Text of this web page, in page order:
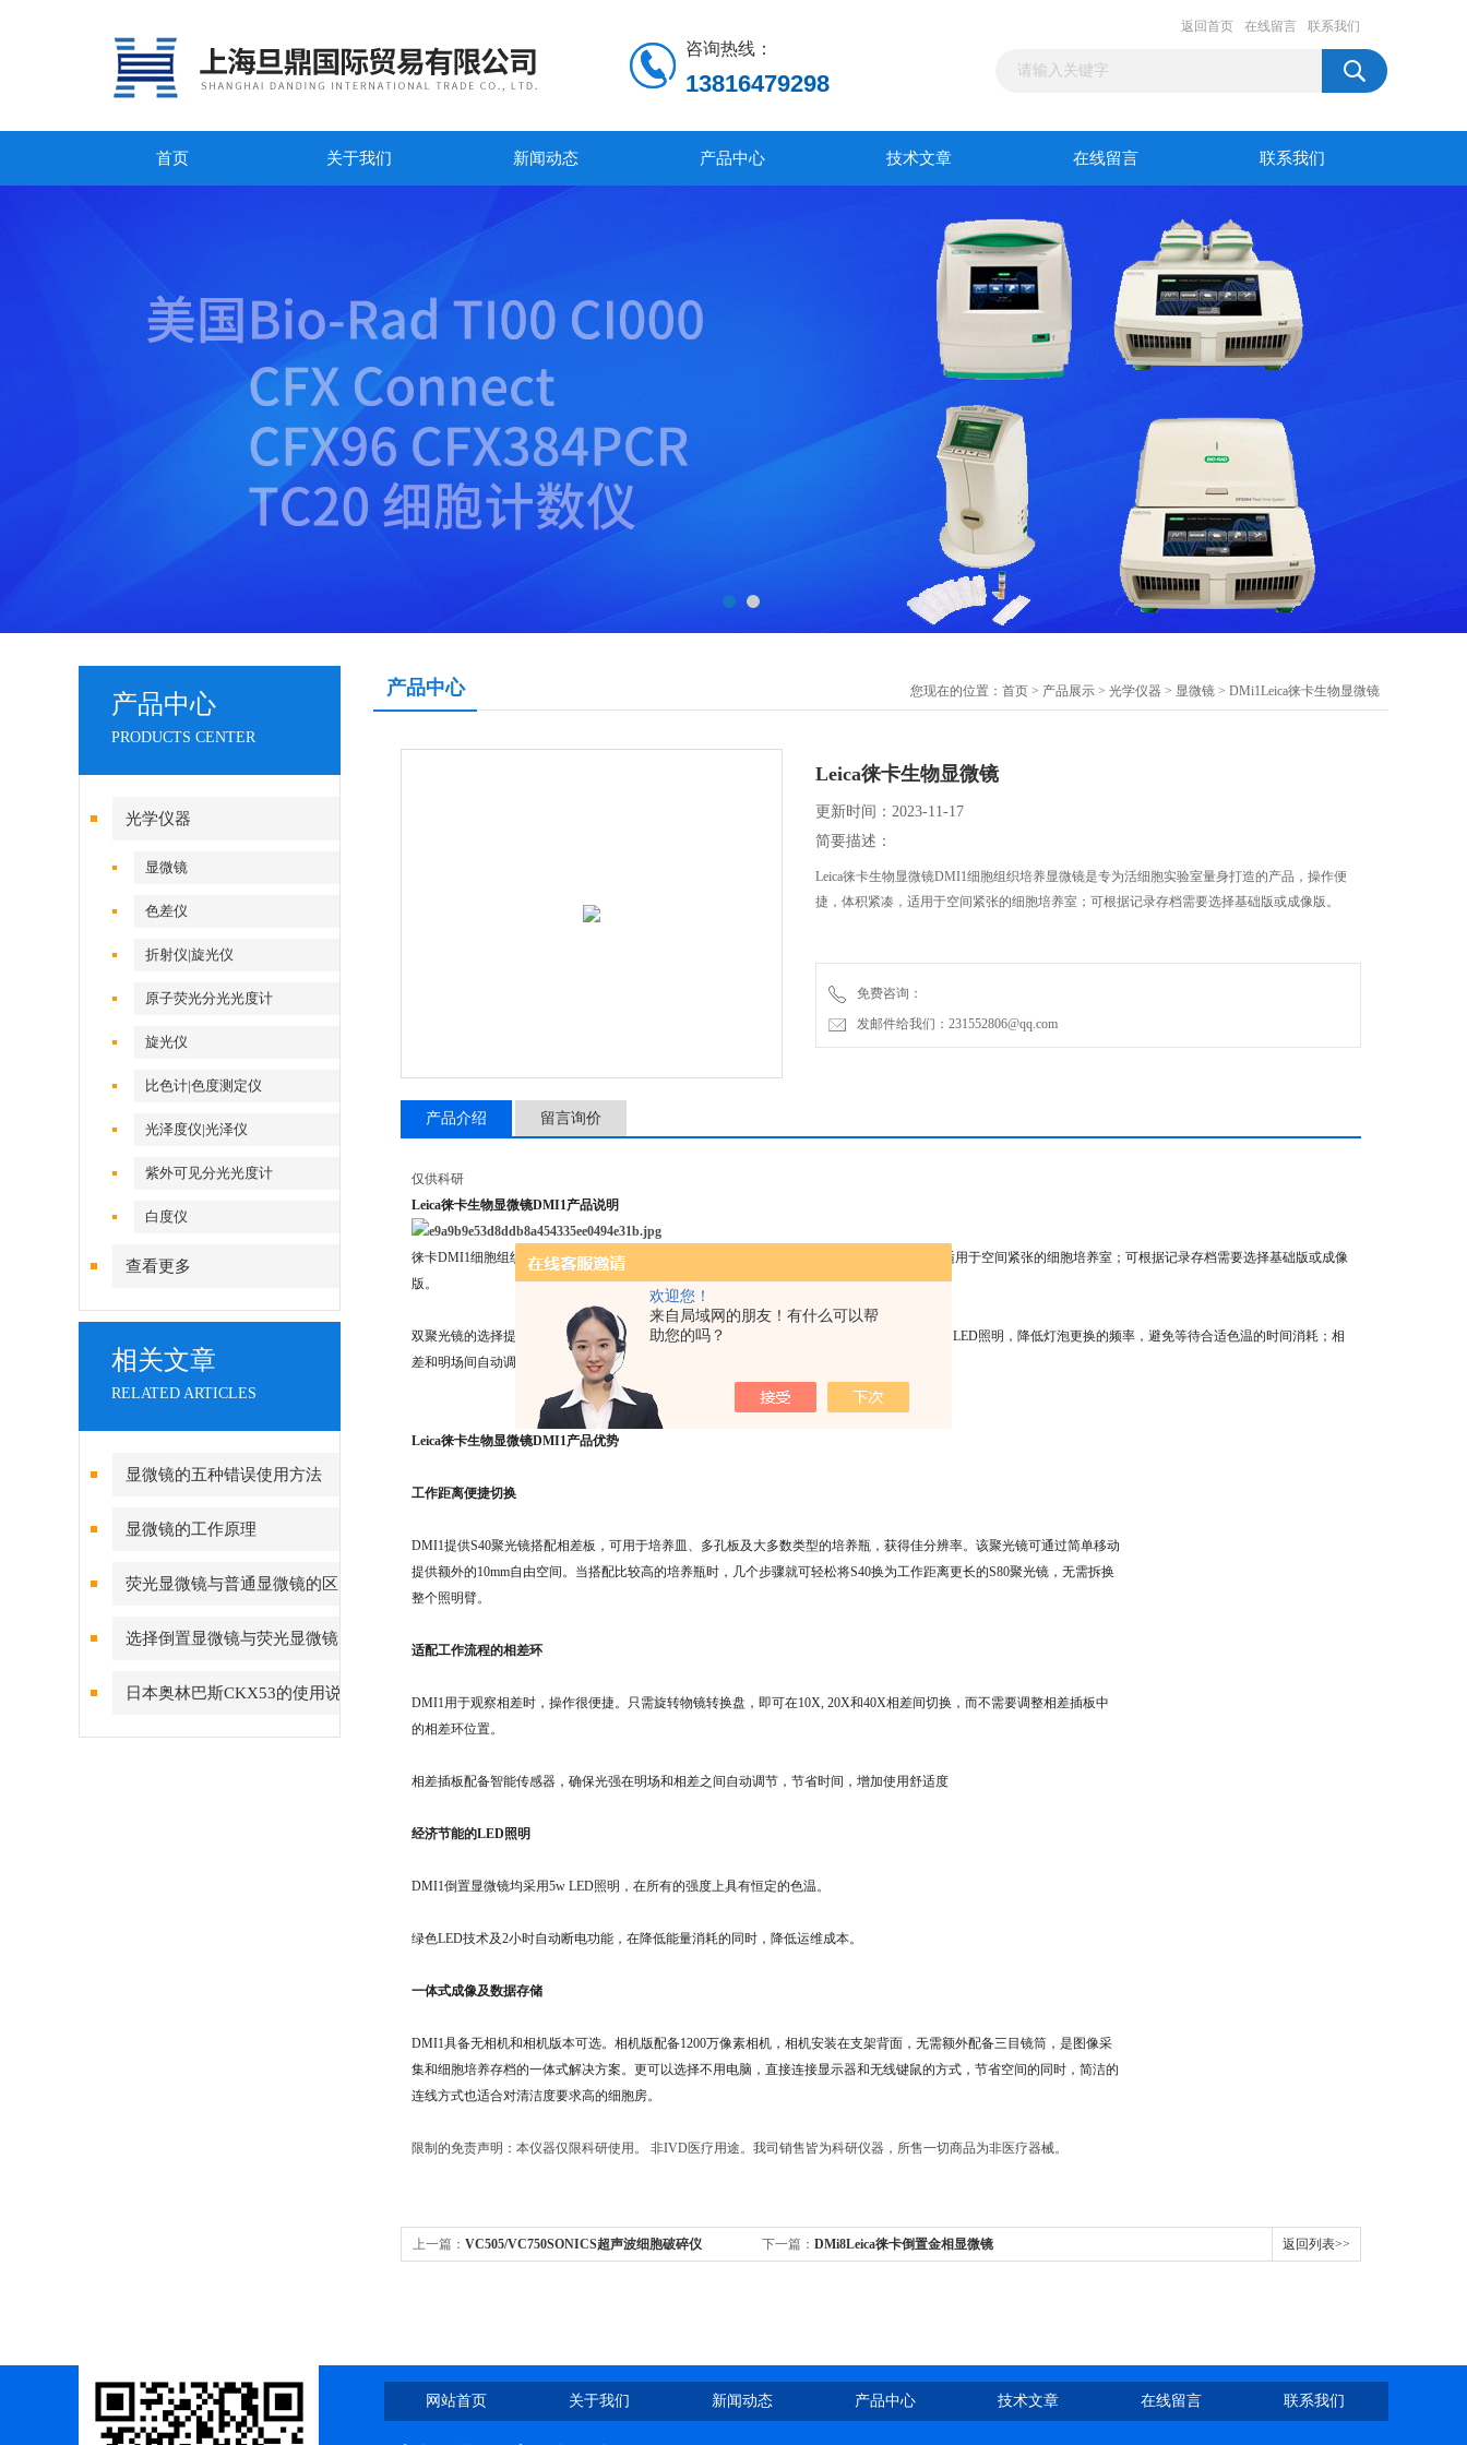
欢迎您！
来自局域网的朋友！有什么可以帮
助您的吗？
咨询热线：
13816479298
返回首页 在线留言 联系我们
首页 关于我们 新闻动态 产品中心 技术文章 在线留言 联系我们
产品中心
PRODUCTS CENTER
光学仪器
显微镜
色差仪
折射仪|旋光仪
原子荧光分光光度计
旋光仪
比色计|色度测定仪
光泽度仪|光泽仪
紫外可见分光光度计
白度仪
查看更多
相关文章
RELATED ARTICLES
显微镜的五种错误使用方法
显微镜的工作原理
荧光显微镜与普通显微镜的区
别
选择倒置显微镜与荧光显微镜
考虑几点
日本奥林巴斯CKX53的使用说
明
产品中心 您现在的位置： 首页 > 产品展示 > 光学仪器 > 显微镜 > DMi1Leica徕卡生物显微镜
Leica徕卡生物显微镜
更新时间：2023-11-17
简要描述：
Leica徕卡生物显微镜DMI1细胞组织培养显微镜是专为活细胞实验室量身打造的产品，操作便
捷，体积紧凑，适用于空间紧张的细胞培养室；可根据记录存档需要选择基础版或成像版。
免费咨询：
发邮件给我们：231552806@qq.com
产品介绍 留言询价
仅供科研
Leica徕卡生物显微镜DMI1产品说明
徕卡DMI1细胞组织培养显微镜是专为活细胞实验室量身打造的产品，操作便捷，体积紧凑，适用于空间紧张的细胞培养室；可根据记录存档需要选择基础版或成像
版。
双聚光镜的选择提供40-50mm或80mm的工作距离，适配于各类培养瓶、培养皿及多孔板；采用LED照明，降低灯泡更换的频率，避免等待合适色温的时间消耗；相
差和明场间自动调节光强，保护眼睛，节省时间；
Leica徕卡生物显微镜DMI1产品优势
工作距离便捷切换
DMI1提供S40聚光镜搭配相差板，可用于培养皿、多孔板及大多数类型的培养瓶，获得佳分辨率。该聚光镜可通过简单移动
提供额外的10mm自由空间。当搭配比较高的培养瓶时，几个步骤就可轻松将S40换为工作距离更长的S80聚光镜，无需拆换
整个照明臂。
适配工作流程的相差环
DMI1用于观察相差时，操作很便捷。只需旋转物镜转换盘，即可在10X, 20X和40X相差间切换，而不需要调整相差插板中
的相差环位置。
相差插板配备智能传感器，确保光强在明场和相差之间自动调节，节省时间，增加使用舒适度
经济节能的LED照明
DMI1倒置显微镜均采用5w LED照明，在所有的强度上具有恒定的色温。
绿色LED技术及2小时自动断电功能，在降低能量消耗的同时，降低运维成本。
一体式成像及数据存储
DMI1具备无相机和相机版本可选。相机版配备1200万像素相机，相机安装在支架背面，无需额外配备三目镜筒，是图像采
集和细胞培养存档的一体式解决方案。更可以选择不用电脑，直接连接显示器和无线键鼠的方式，节省空间的同时，简洁的
连线方式也适合对清洁度要求高的细胞房。
限制的免责声明：本仪器仅限科研使用。 非IVD医疗用途。我司销售皆为科研仪器，所售一切商品为非医疗器械。
上一篇： VC505/VC750SONICS超声波细胞破碎仪 下一篇： DMi8Leica徕卡倒置金相显微镜 返回列表>>
网站首页 关于我们 新闻动态 产品中心 技术文章 在线留言 联系我们